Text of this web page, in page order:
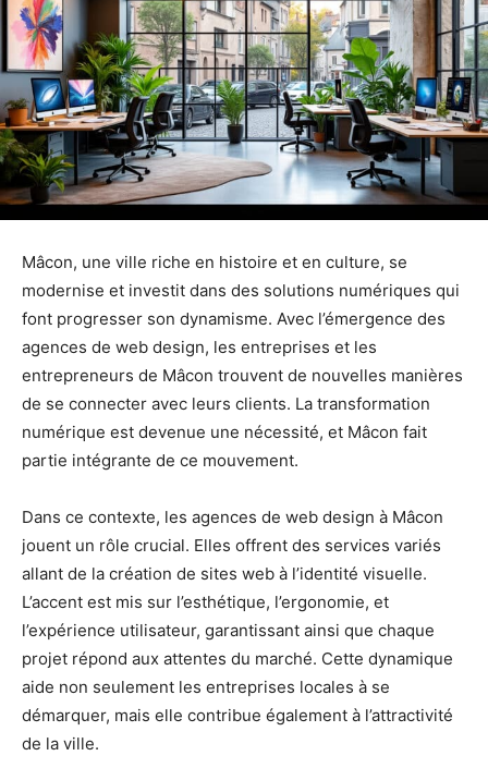
Mâcon, une ville riche en histoire et en culture, se
modernise et investit dans des solutions numériques qui
font progresser son dynamisme. Avec l’émergence des
agences de web design, les entreprises et les
entrepreneurs de Mâcon trouvent de nouvelles manières
de se connecter avec leurs clients. La transformation
numérique est devenue une nécessité, et Mâcon fait
partie intégrante de ce mouvement.
Dans ce contexte, les agences de web design à Mâcon
jouent un rôle crucial. Elles offrent des services variés
allant de la création de sites web à l’identité visuelle.
L’accent est mis sur l’esthétique, l’ergonomie, et
l’expérience utilisateur, garantissant ainsi que chaque
projet répond aux attentes du marché. Cette dynamique
aide non seulement les entreprises locales à se
démarquer, mais elle contribue également à l’attractivité
de la ville.